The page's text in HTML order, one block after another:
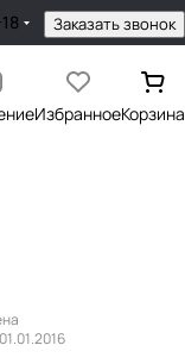
Заказать звонок
ИзбранноеКорзина